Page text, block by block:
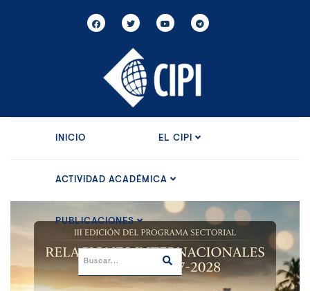
INICIO EL CIPI
ACTIVIDAD ACADÉMICA
PUBLICACIONES